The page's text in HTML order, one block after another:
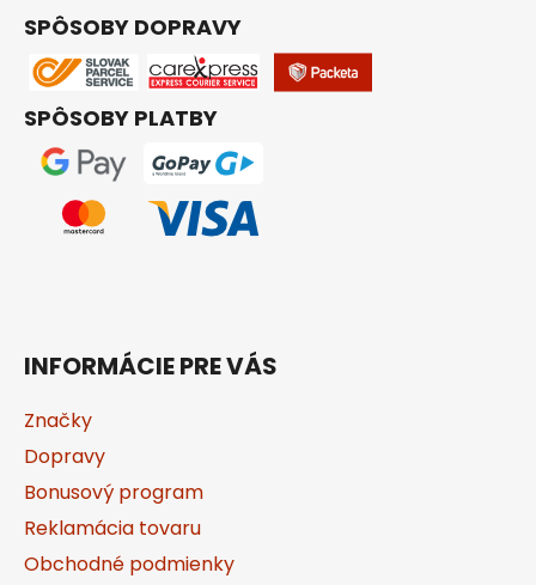
SPÔSOBY DOPRAVY
SPÔSOBY PLATBY
INFORMÁCIE PRE VÁS
Značky
Dopravy
Bonusový program
Reklamácia tovaru
Obchodné podmienky